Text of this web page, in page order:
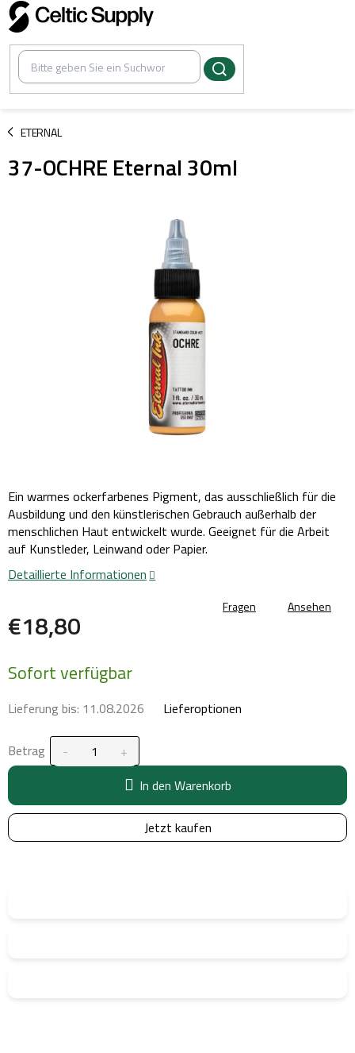
Zum
Inhalt
springen
ETERNAL
/
37-OCHRE Eternal 30ml
€18,80
Sofort verfügbar
Lieferung bis: 11.08.2026 Lieferoptionen
Betrag
In den Warenkorb
Jetzt kaufen
Ein warmes ockerfarbenes Pigment, das ausschließlich für die
Ausbildung und den künstlerischen Gebrauch außerhalb der
menschlichen Haut entwickelt wurde. Geeignet für die Arbeit
auf Kunstleder, Leinwand oder Papier.
Detaillierte Informationen
Fragen Ansehen